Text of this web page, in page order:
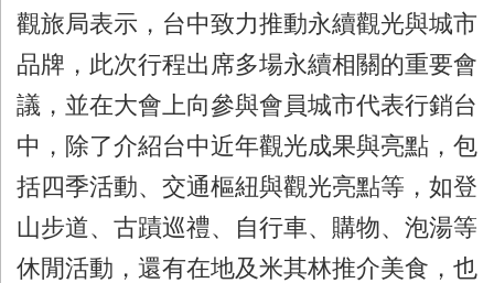
觀旅局表示，台中致力推動永續觀光與城市
品牌，此次行程出席多場永續相關的重要會
議，並在大會上向參與會員城市代表行銷台
中，除了介紹台中近年觀光成果與亮點，包
括四季活動、交通樞紐與觀光亮點等，如登
山步道、古蹟巡禮、自行車、購物、泡湯等
休閒活動，還有在地及米其林推介美食，也